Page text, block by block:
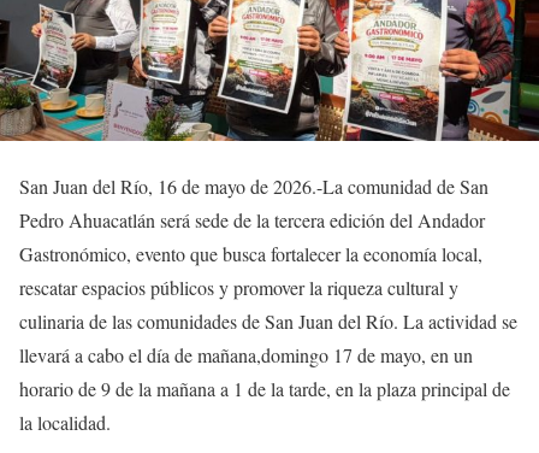
San Juan del Río, 16 de mayo de 2026.-La comunidad de San
Pedro Ahuacatlán será sede de la tercera edición del Andador
Gastronómico, evento que busca fortalecer la economía local,
rescatar espacios públicos y promover la riqueza cultural y
culinaria de las comunidades de San Juan del Río. La actividad se
llevará a cabo el día de mañana,domingo 17 de mayo, en un
horario de 9 de la mañana a 1 de la tarde, en la plaza principal de
la localidad.